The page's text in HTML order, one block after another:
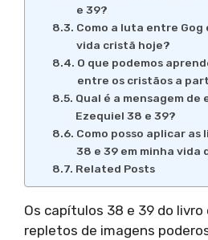
e 39?
Como a luta entre Gog
vida cristã hoje?
O que podemos
entre os cristãos a
Qual é a mensagem de
Ezequiel 38 e 39?
Como posso aplicar as
38 e 39 em minha vida
Related Posts
Os capítulos 38 e 39 do livro
repletos de imagens